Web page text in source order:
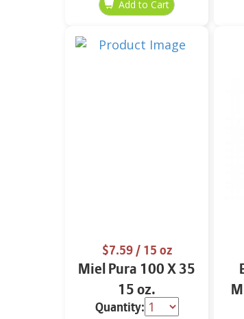
$7.59/ 15 oz
Miel Pura 100 X 35
15 oz.
Quantity: